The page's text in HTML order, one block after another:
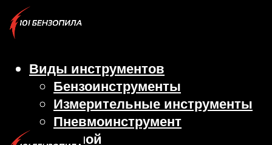
Виды инструментов
Бензоинструменты
Измерительные инструменты
Пневмоинструмент
Ручной